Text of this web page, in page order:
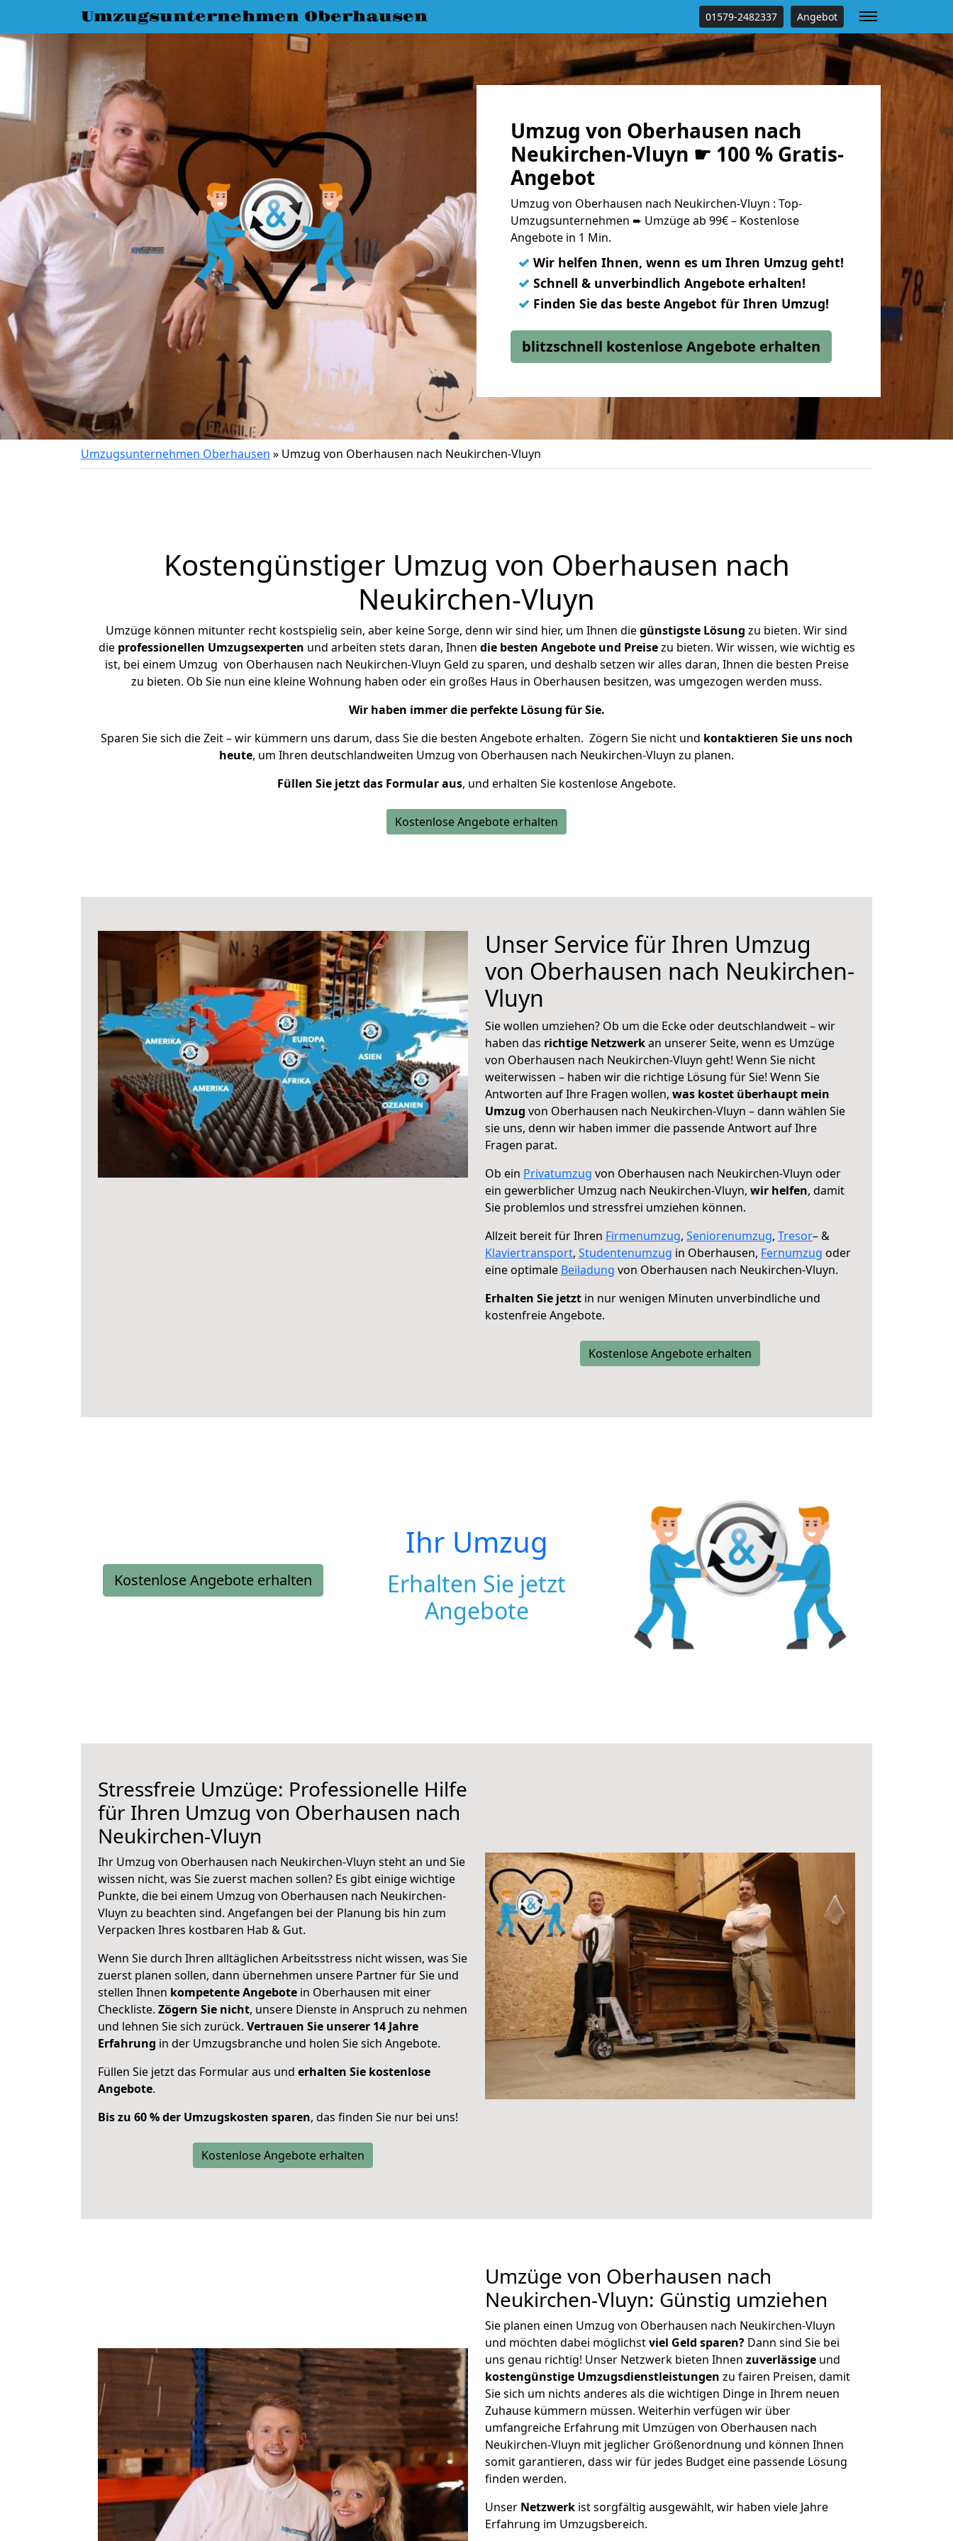
Umzugsunternehmen Oberhausen 01579-2482337 Angebot
Umzug von Oberhausen nach
Neukirchen-Vluyn ☛ 100 % Gratis-
Angebot
Umzug von Oberhausen nach Neukirchen-Vluyn : Top-
Umzugsunternehmen ➨ Umzüge ab 99€ – Kostenlose
Angebote in 1 Min.
✓ Wir helfen Ihnen, wenn es um Ihren Umzug geht!
✓ Schnell & unverbindlich Angebote erhalten!
✓ Finden Sie das beste Angebot für Ihren Umzug!
blitzschnell kostenlose Angebote erhalten
Umzugsunternehmen Oberhausen » Umzug von Oberhausen nach Neukirchen-Vluyn
Kostengünstiger Umzug von Oberhausen nach
Neukirchen-Vluyn
Umzüge können mitunter recht kostspielig sein, aber keine Sorge, denn wir sind hier, um Ihnen diegünstigste Lösung zu bieten. Wir sind
die professionellen Umzugsexperten und arbeiten stets daran, Ihnen die besten Angebote und Preisezu bieten. Wir wissen, wie wichtig es
ist, bei einem Umzug von Oberhausen nach Neukirchen-Vluyn Geld zu sparen, und deshalb setzen wir alles daran, Ihnen die besten Preise
zu bieten. Ob Sie nun eine kleine Wohnung haben oder ein großes Haus in Oberhausen besitzen, was umgezogen werden muss.
Wir haben immer die perfekte Lösung für Sie.
Sparen Sie sich die Zeit – wir kümmern uns darum, dass Sie die besten Angebote erhalten. Zögern Sie nicht und kontaktieren Sie uns noch
heute, um Ihren deutschlandweiten Umzug von Oberhausen nach Neukirchen-Vluyn zu planen.
Füllen Sie jetzt das Formular aus, und erhalten Sie kostenlose Angebote.
Kostenlose Angebote erhalten
Unser Service für Ihren Umzug
von Oberhausen nach Neukirchen-
Vluyn
Sie wollen umziehen? Ob um die Ecke oder deutschlandweit – wir
haben das richtige Netzwerkan unserer Seite, wenn es Umzüge
von Oberhausen nach Neukirchen-Vluyn geht! Wenn Sie nicht
weiterwissen – haben wir die richtige Lösung für Sie! Wenn Sie
Antworten auf Ihre Fragen wollen, was kostet überhaupt mein
Umzug von Oberhausen nach Neukirchen-Vluyn – dann wählen Sie
sie uns, denn wir haben immer die passende Antwort auf Ihre
Fragen parat.
Ob ein Privatumzug von Oberhausen nach Neukirchen-Vluyn oder
ein gewerblicher Umzug nach Neukirchen-Vluyn, wir helfen, damit
Sie problemlos und stressfrei umziehen können.
Allzeit bereit für Ihren Firmenumzug, Seniorenumzug, Tresor– &
Klaviertransport, Studentenumzug in Oberhausen, Fernumzug oder
eine optimale Beiladung von Oberhausen nach Neukirchen-Vluyn.
Erhalten Sie jetzt in nur wenigen Minuten unverbindliche und
kostenfreie Angebote.
Kostenlose Angebote erhalten
Kostenlose Angebote erhalten
Ihr Umzug
Erhalten Sie jetzt
Angebote
Stressfreie Umzüge: Professionelle Hilfe
für Ihren Umzug von Oberhausen nach
Neukirchen-Vluyn
Ihr Umzug von Oberhausen nach Neukirchen-Vluyn steht an und Sie
wissen nicht, was Sie zuerst machen sollen? Es gibt einige wichtige
Punkte, die bei einem Umzug von Oberhausen nach Neukirchen-
Vluyn zu beachten sind. Angefangen bei der Planung bis hin zum
Verpacken Ihres kostbaren Hab & Gut.
Wenn Sie durch Ihren alltäglichen Arbeitsstress nicht wissen, was Sie
zuerst planen sollen, dann übernehmen unsere Partner für Sie und
stellen Ihnen kompetente Angebote in Oberhausen mit einer
Checkliste. Zögern Sie nicht, unsere Dienste in Anspruch zu nehmen
und lehnen Sie sich zurück. Vertrauen Sie unserer 14 Jahre
Erfahrung in der Umzugsbranche und holen Sie sich Angebote.
Füllen Sie jetzt das Formular aus und erhalten Sie kostenlose
Angebote.
Bis zu 60 % der Umzugskosten sparen, das finden Sie nur bei uns!
Kostenlose Angebote erhalten
Umzüge von Oberhausen nach
Neukirchen-Vluyn: Günstig umziehen
Sie planen einen Umzug von Oberhausen nach Neukirchen-Vluyn
und möchten dabei möglichstviel Geld sparen? Dann sind Sie bei
uns genau richtig! Unser Netzwerk bieten Ihnen zuverlässige und
kostengünstige Umzugsdienstleistungen zu fairen Preisen, damit
Sie sich um nichts anderes als die wichtigen Dinge in Ihrem neuen
Zuhause kümmern müssen. Weiterhin verfügen wir über
umfangreiche Erfahrung mit Umzügen von Oberhausen nach
Neukirchen-Vluyn mit jeglicher Größenordnung und können Ihnen
somit garantieren, dass wir für jedes Budget eine passende Lösung
finden werden.
Unser Netzwerk ist sorgfältig ausgewählt, wir haben viele Jahre
Erfahrung im Umzugsbereich.